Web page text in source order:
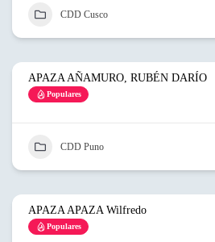
CDD Cusco
APAZA AÑAMURO, RUBÉN DARÍO
Populares
CDD Puno
APAZA APAZA Wilfredo
Populares